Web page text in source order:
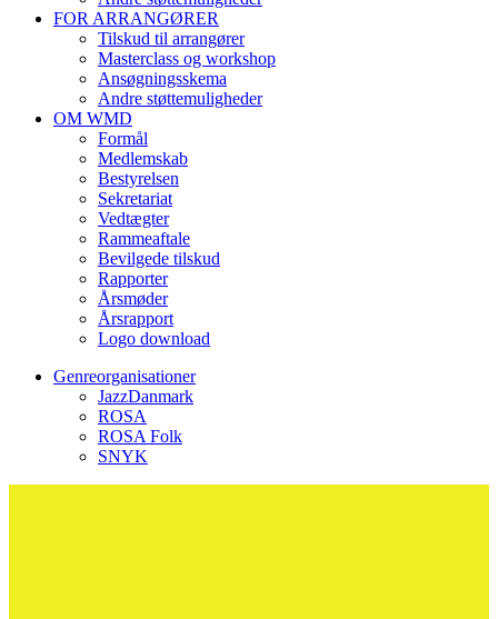
FOR ARRANGØRER
Tilskud til arrangører
Masterclass og workshop
Ansøgningsskema
Andre støttemuligheder
OM WMD
Formål
Medlemskab
Bestyrelsen
Sekretariat
Vedtægter
Rammeaftale
Bevilgede tilskud
Rapporter
Årsmøder
Årsrapport
Logo download
Genreorganisationer
JazzDanmark
ROSA
ROSA Folk
SNYK